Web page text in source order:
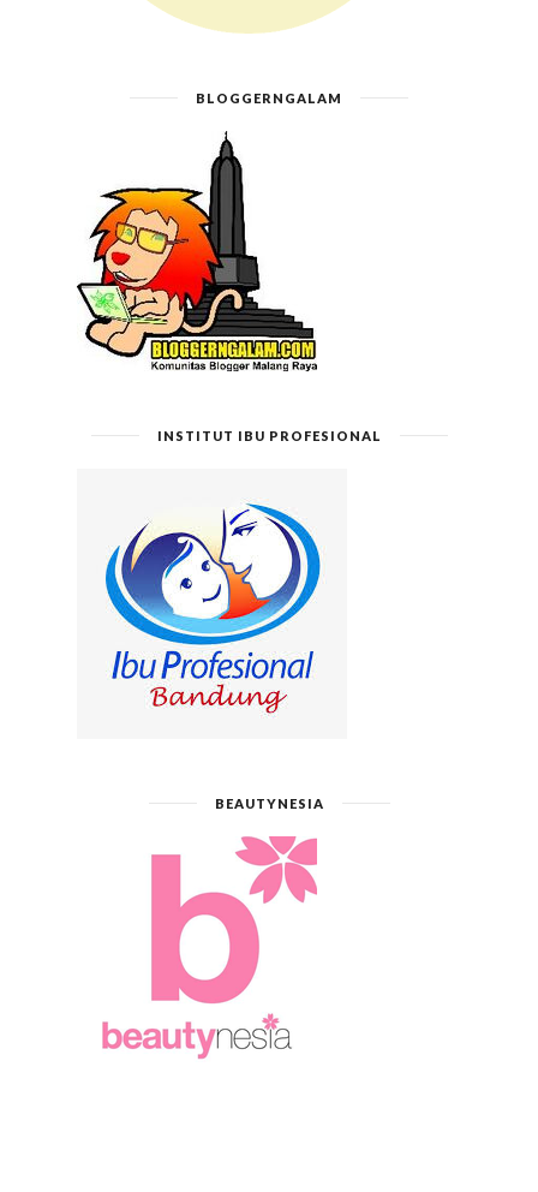
BLOGGERNGALAM
INSTITUT IBU PROFESIONAL
BEAUTYNESIA